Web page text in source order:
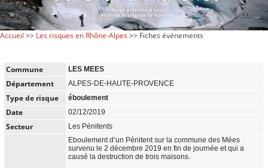
Accueil >> Les risques en Rhône-Alpes>> Fiches événements
Commune LES MEES
Département ALPES-DE-HAUTE-PROVENCE
Type de risque éboulement
Date 02/12/2019
Secteur Les Pénitents
Eboulement d’un Pénitent sur la commune des Mées
survenu le 2 décembre 2019 en fin de journée et qui a
causé la destruction de trois maisons.